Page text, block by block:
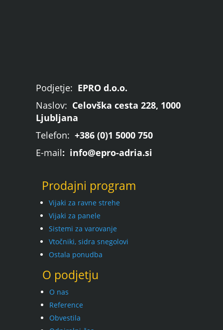
Podjetje: EPRO d.o.o.
Naslov: Celovška cesta 228, 1000
Ljubljana
Telefon: +386 (0)1 5000 750
E-mail: info@epro-adria.si
Prodajni program
Vijaki za ravne strehe
Vijaki za panele
Sistemi za varovanje
Vtočniki, sidra snegolovi
Ostala ponudba
O podjetju
O nas
Reference
Obvestila